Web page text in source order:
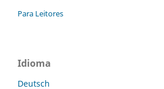
Para Leitores
Idioma
Deutsch